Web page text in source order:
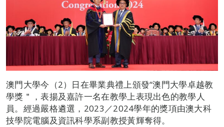
澳門大學今（2）日在畢業典禮上頒發“澳門大學卓越教
學獎＂，表揚及嘉許一名在教學上表現出色的教學人
員。經過嚴格遴選，2023／2024學年的獎項由澳大科
技學院電腦及資訊科學系副教授黃輝奪得。